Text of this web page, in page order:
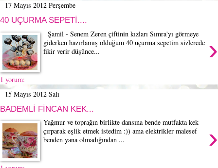
17 Mayıs 2012 Perşembe
40 UÇURMA SEPETİ....
›
Şamil - Senem Zeren çiftinin kızları Sımra'yı görmeye
giderken hazırlamış olduğum 40 uçurma sepetim sizlerede
fikir verir düşünce...
1 yorum:
15 Mayıs 2012 Salı
BADEMLİ FİNCAN KEK...
›
Yağmur ve toprağın birlikte dansına bende mutfakta kek
çırparak eşlik etmek istedim :)) ama elektrikler malesef
benden yana olmadığından ...